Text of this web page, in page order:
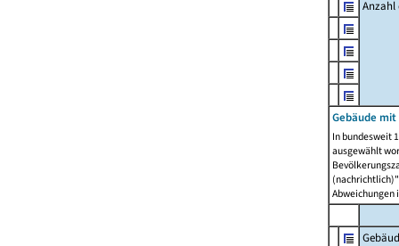
Anzahl
Gebäude
In bundesweit
ausgewählt
Abweichungen